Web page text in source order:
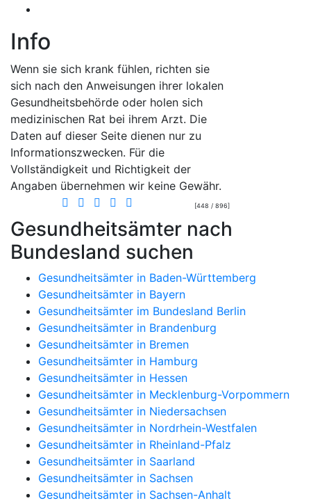
Info
Wenn sie sich krank fühlen, richten sie
sich nach den Anweisungen ihrer lokalen
Gesundheitsbehörde oder holen sich
medizinischen Rat bei ihrem Arzt. Die
Daten auf dieser Seite dienen nur zu
Informationszwecken. Für die
Vollständigkeit und Richtigkeit der
Angaben übernehmen wir keine Gewähr.
[448 / 896]
Gesundheitsämter nach
Bundesland suchen
Gesundheitsämter in Baden-Württemberg
Gesundheitsämter in Bayern
Gesundheitsämter im Bundesland Berlin
Gesundheitsämter in Brandenburg
Gesundheitsämter in Bremen
Gesundheitsämter in Hamburg
Gesundheitsämter in Hessen
Gesundheitsämter in Mecklenburg-Vorpommern
Gesundheitsämter in Niedersachsen
Gesundheitsämter in Nordrhein-Westfalen
Gesundheitsämter in Rheinland-Pfalz
Gesundheitsämter in Saarland
Gesundheitsämter in Sachsen
Gesundheitsämter in Sachsen-Anhalt